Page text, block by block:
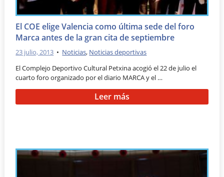
El COE elige Valencia como última sede del foro
Marca antes de la gran cita de septiembre
23 julio, 2013 • Noticias, Noticias deportivas
El Complejo Deportivo Cultural Petxina acogió el 22 de julio el
cuarto foro organizado por el diario MARCA y el …
Leer más